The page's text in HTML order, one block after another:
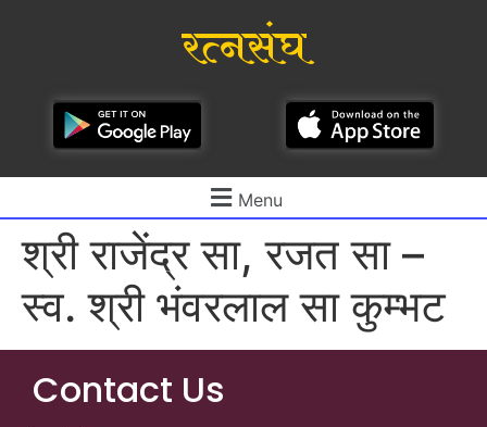
रत्नसंघ
Menu
श्री राजेंद्र सा, रजत सा –
स्व. श्री भंवरलाल सा कुम्भट
Contact Us